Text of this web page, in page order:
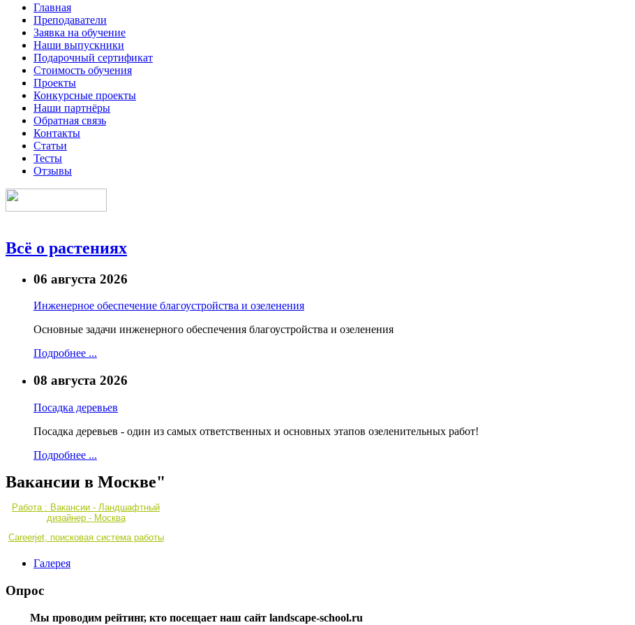
Главная
Преподаватели
Заявка на обучение
Наши выпускники
Подарочный сертификат
Стоимость обучения
Проекты
Конкурсные проекты
Наши партнёры
Обратная связь
Контакты
Статьи
Тесты
Отзывы
Всё о растениях
06 августа 2026
Инженерное обеспечение благоустройства и озеленения
Основные задачи инженерного обеспечения благоустройства и озеленения
Подробнее ...
08 августа 2026
Посадка деревьев
Посадка деревьев - один из самых ответственных и основных этапов озеленительных работ!
Подробнее ...
Вакансии в Москве"
Работа : Вакансии - Ландшафтный
дизайнер - Москва
Careerjet, поисковая система работы
Галерея
Опрос
Мы проводим рейтинг, кто посещает наш сайт landscape-school.ru